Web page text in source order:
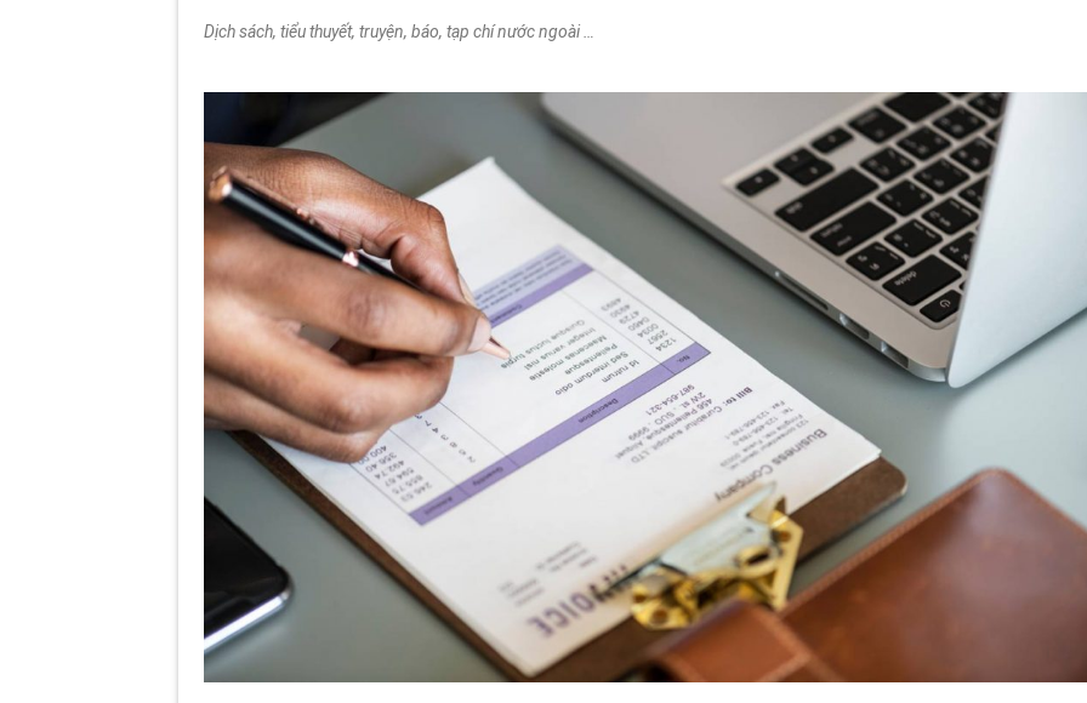
Dịch sách, tiểu thuyết, truyện, báo, tạp chí nước ngoài …